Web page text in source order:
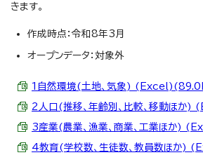
きます。
作成時点：令和8年3月
オープンデータ：対象外
1自然環境(土地、気象)
2人口(推移、年齢別、比較、移動ほ
3産業(農業、漁業、商業、工業ほか)
4教育(学校数、生徒数、教員数ほか